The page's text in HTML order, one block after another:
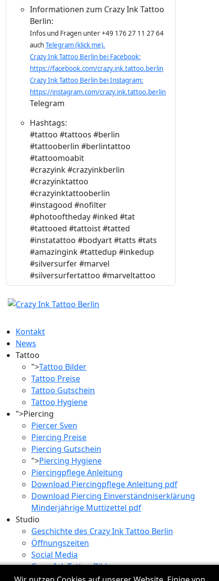
Informationen zum Crazy Ink Tattoo
Berlin:
Infos und Fragen unter +49 176 27 11 27 64
auchTelegram (klick me).
Crazy Ink Tattoo Berlin bei Facebook:
https://facebook.com/crazy.ink.tattoo.berlin
Crazy Ink Tattoo Berlin bei Instagram:
https://instagram.com/crazy.ink.tattoo.berlin
Telegram
Hashtags:
#tattoo #tattoos #berlin
#tattooberlin #berlintattoo
#tattoomoabit
#crazyink #crazyinkberlin
#crazyinktattoo
#crazyinktattooberlin
#instagood #nofilter
#photooftheday #inked #tat
#tattooed #tattoist #tatted
#instatattoo #bodyart #tatts #tats
#amazingink #tattedup #inkedup
#silversurfer #marvel
#silversurfertattoo #marveltattoo
Kontakt
News
Tattoo
">Tattoo Bilder
Tattoo Preise
Tattoo Gutschein
Tattoo Hygiene
">Piercing
Piercer Sven
Piercing Preise
Piercing Gutschein
">Piercing Hygiene
Piercingpflege Anleitung
Download Piercingpflege Anleitung pdf
Download Piercing Einverständniserklärung
Minderjährige Muttizettel pdf
Studio
Geschichte des Crazy Ink Tattoo Berlin
Öffnungszeiten
Social Media
Crazy Ink Tattoo Bilder
Impressum